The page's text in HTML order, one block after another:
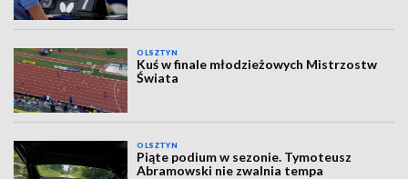
OLSZTYN
Kuś w finale młodzieżowych Mistrzostw
Świata
OLSZTYN
Piąte podium w sezonie. Tymoteusz
Abramowski nie zwalnia tempa